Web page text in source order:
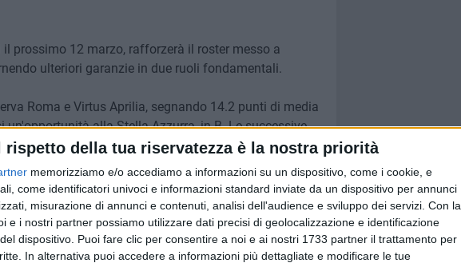
rispetto della tua riservatezza è la nostra priorità
memorizziamo e/o accediamo a informazioni su un dispositivo, come i cookie, e
come identificatori univoci e informazioni standard inviate da un dispositivo per annunci
misurazione di annunci e contenuti, analisi dell'audience e sviluppo dei servizi. Con la
e i nostri partner possiamo utilizzare dati precisi di geolocalizzazione e identificazione
dispositivo. Puoi fare clic per consentire a noi e ai nostri 1733 partner il trattamento per
In alternativa puoi accedere a informazioni più dettagliate e modificare le tue
prossimo 12 marzo, rafforzerà il roster messo a
ulteriori garanzie in due ruoli fondamentali.
Roma e Virtus Aprilia, segnando 14.2 punti di media
alla Stella Azzurra, in B. Le successive
(di nuovo in C) hanno preceduto il passaggio a
(in C, con 12.2 punti realizzati). Nell'ultima
di Valmontone nel terzo torneo cestistico
con 6.1 punti.
21 febbraio e sarà in campo domenica 24 nel